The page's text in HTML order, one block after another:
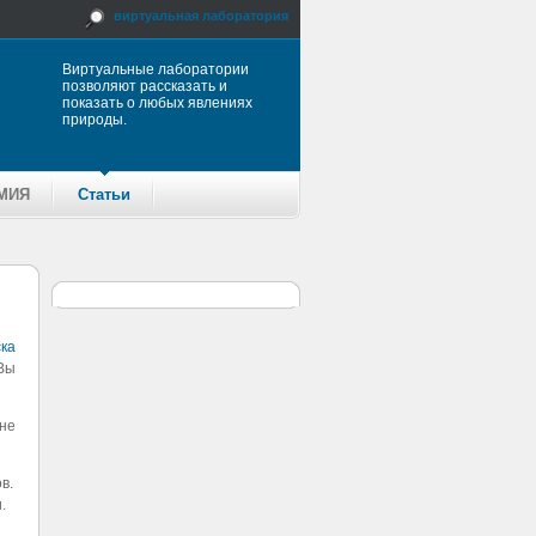
виртуальная лаборатория
Виртуальные лаборатории
позволяют рассказать и
показать о любых явлениях
природы.
Статьи